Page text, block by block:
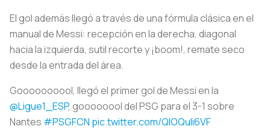
El gol además llegó a través de una fórmula clásica en el
manual de Messi: recepción en la derecha, diagonal
hacia la izquierda, sutil recorte y ¡boom!, remate seco
desde la entrada del área.
Goooooooool, llegó el primer gol de Messi en la
@Ligue1_ESP, goooooool del PSG para el 3-1 sobre
Nantes #PSGFCN pic.twitter.com/QlOQuli6VF